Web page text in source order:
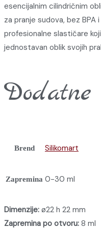
esencijalnim cilindričnim
za pranje sudova, bez BPA
profesionalne slastičare
jednostavan oblik svojih
Brend Silikomart
Zapremina 0-30 ml
Dimenzije: ø22 h 22 mm
Zapremina po otvoru: 8 ml